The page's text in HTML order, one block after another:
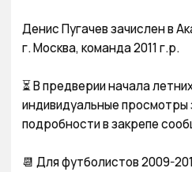
Денис Пугачев зачислен в
г. Москва, команда 2011 г.р.
⏳ В предверии начала
индивидуальные просмотры
подробности в закрепе
📆 Для футболистов 2009-